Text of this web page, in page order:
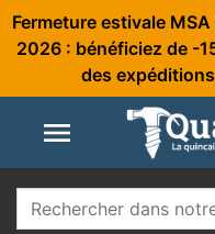
Fermeture estivale
2026 : bénéficiez de -
des
